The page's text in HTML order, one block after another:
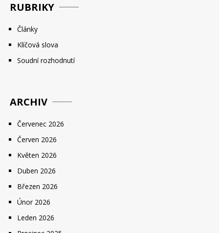
RUBRIKY
Články
Klíčová slova
Soudní rozhodnutí
ARCHIV
Červenec 2026
Červen 2026
Květen 2026
Duben 2026
Březen 2026
Únor 2026
Leden 2026